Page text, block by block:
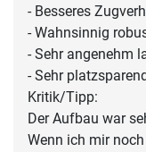
- Besseres
- Wahnsinnig
- Sehr angenehm
- Sehr
Kritik/Tipp:
Der Aufbau war
Wenn ich mir